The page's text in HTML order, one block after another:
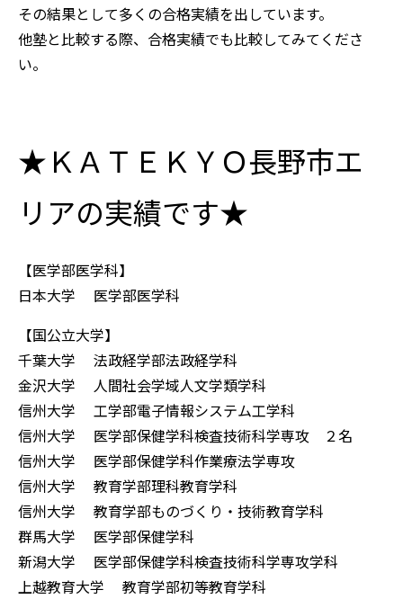
その結果として多くの合格実績を出しています。
他塾と比較する際、合格実績でも比較してみてくださ
い。
★ＫＡＴＥＫＹＯ長野市エ
リアの実績です★
【医学部医学科】
日本大学 医学部医学科
【国公立大学】
千葉大学 法政経学部法政経学科
金沢大学 人間社会学域人文学類学科
信州大学 工学部電子情報システム工学科
信州大学 医学部保健学科検査技術科学専攻 ２名
信州大学 医学部保健学科作業療法学専攻
信州大学 教育学部理科教育学科
信州大学 教育学部ものづくり・技術教育学科
群馬大学 医学部保健学科
新潟大学 医学部保健学科検査技術科学専攻学科
上越教育大学 教育学部初等教育学科